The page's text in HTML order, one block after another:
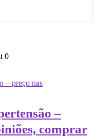
0
–
comprar